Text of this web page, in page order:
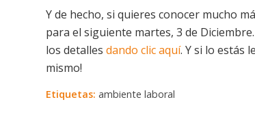
Y de hecho, si quieres conocer mucho
para el siguiente martes, 3 de
los detalles dando clic aquí. Y si lo estás
mismo!
Etiquetas: ambiente laboral